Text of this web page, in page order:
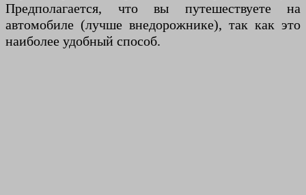
Предполагается, что вы путешествуете на
автомобиле (лучше внедорожнике), так как это
наиболее удобный способ.